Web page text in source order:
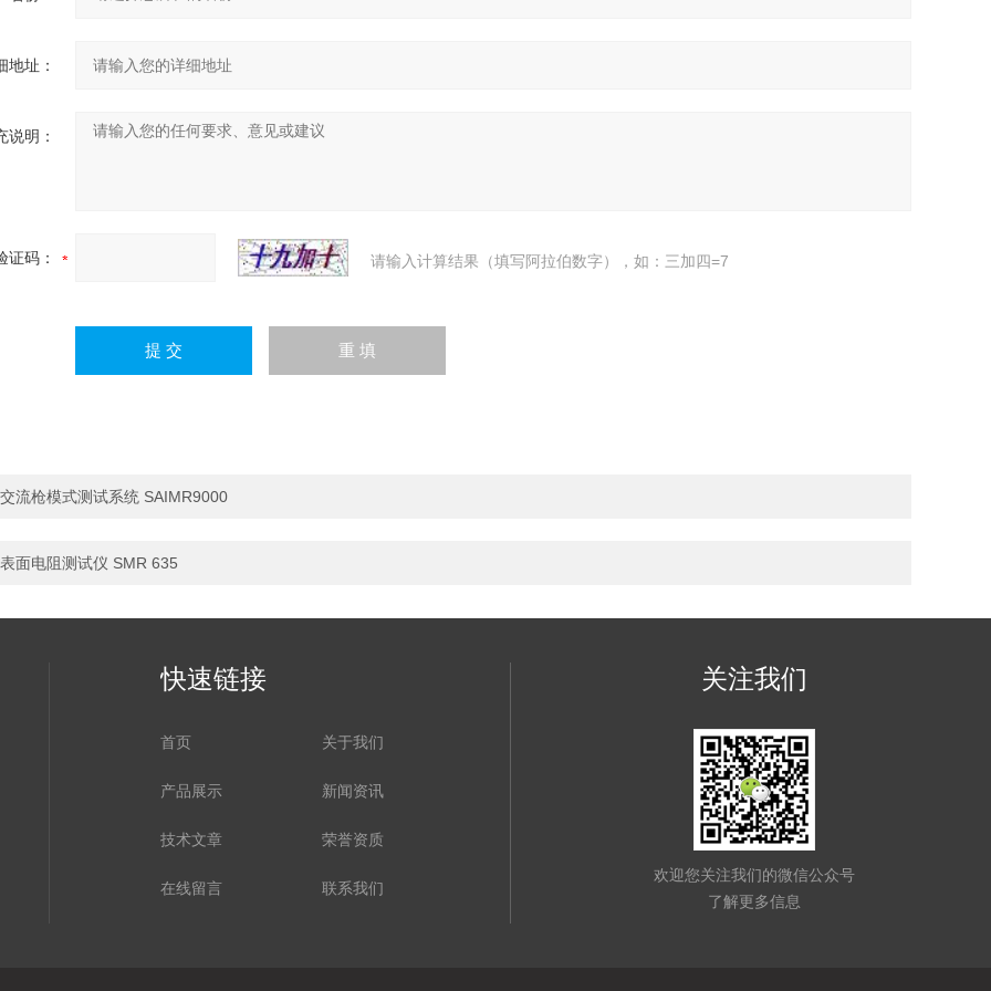
地址：
说明：
证码： 请输入计算结果（填写阿拉伯数字），如：三加四=7
交流枪模式测试系统 SAIMR9000
表面电阻测试仪 SMR 635
快速链接
首页 关于我们
产品展示 新闻资讯
技术文章 荣誉资质
在线留言 联系我们
关注我们
欢迎您关注我们的微信公众号
了解更多信息